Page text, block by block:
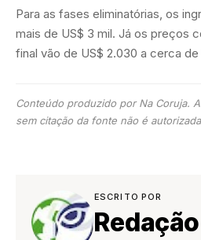
Para as fases eliminatórias, os
mais de US$ 3 mil. Já os preços
final vão de US$ 2.030 a cerca de
Conteúdo produzido por Na Coruja.
sem citação da fonte não é
ESCRITO POR
Redação